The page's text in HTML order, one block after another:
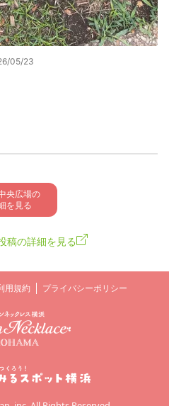
05/23
央広場の
を見る
稿の詳細を見る
用規約 プライバシーポリシー